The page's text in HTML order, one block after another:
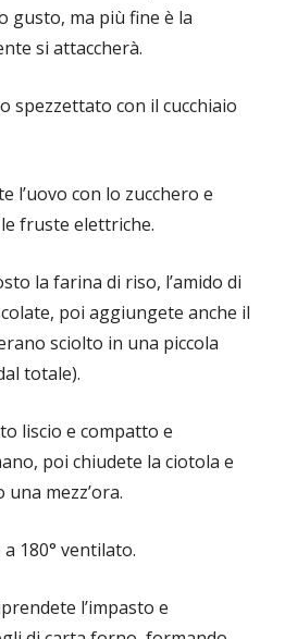
gusto, ma più fine è la
si attaccherà.
spezzettato con il cucchiaio
l’uovo con lo zucchero e
fruste elettriche.
la farina di riso, l’amido di
poi aggiungete anche il
sciolto in una piccola
totale).
liscio e compatto e
poi chiudete la ciotola e
mezz’ora.
180° ventilato.
l’impasto e